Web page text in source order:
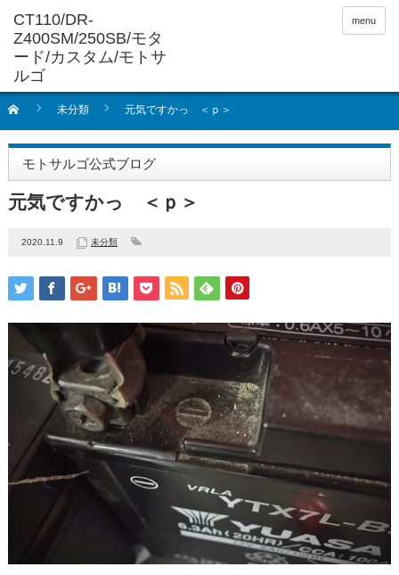
menu
未分類 元気ですかっ ＜ｐ＞
モトサルゴ公式ブログ
元気ですかっ ＜ｐ＞
2020.11.9 未分類